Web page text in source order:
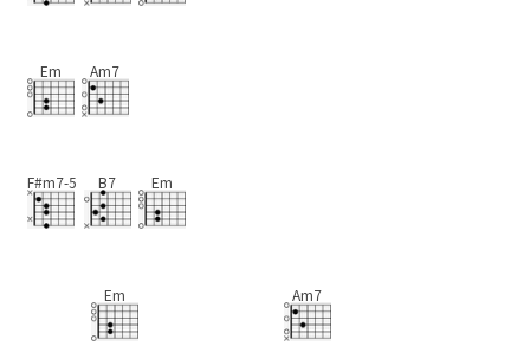
Em Am7
F#m7-5 B7 Em
Em Am7